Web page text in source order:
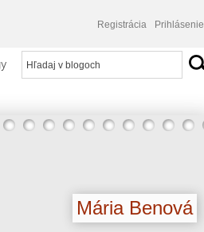
Registrácia Prihlásenie
Mária Benová